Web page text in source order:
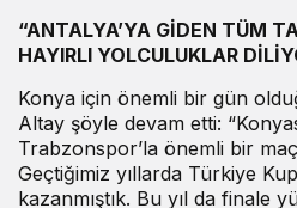
“ANTALYA’YA GİDEN TÜM
HAYIRLI YOLCULUKLAR
Konya için önemli bir gün
Altay şöyle devam etti:
Trabzonspor’la önemli bir
Geçtiğimiz yıllarda Türkiye
kazanmıştık. Bu yıl da finale